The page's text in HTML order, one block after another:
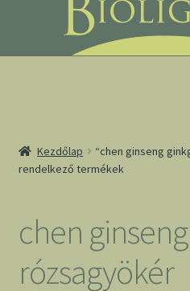
navigációhoz
tartalomba
Kezdőlap
“chen ginseng
rendelkező termékek
chen
rózsagyökér